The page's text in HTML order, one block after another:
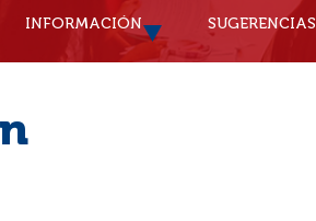
INFORMACIÓN SUGERENCIAS